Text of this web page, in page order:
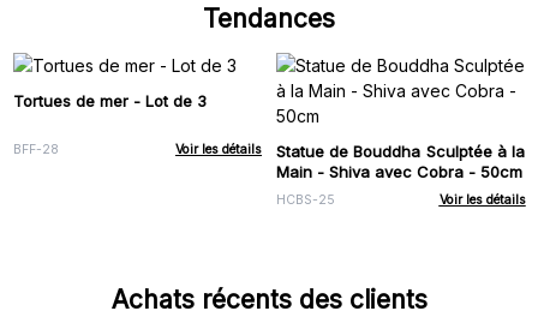
Tendances
Tortues de mer - Lot de 3
BFF-28 Voir les détails
Statue de Bouddha Sculptée à la
Main - Shiva avec Cobra - 50cm
HCBS-25 Voir les détails
Achats récents des clients